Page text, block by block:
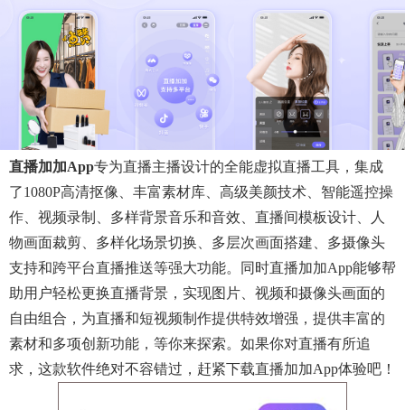
直播加加app专为直播主播设计的全能虚拟直播工具，集成
了1080P高清抠像、丰富素材库、高级美颜技术、智能遥控操
作、视频录制、多样背景音乐和音效、直播间模板设计、人
物画面裁剪、多样化场景切换、多层次画面搭建、多摄像头
支持和跨平台直播推送等强大功能。同时直播加加app能够帮
助用户轻松更换直播背景，实现图片、视频和摄像头画面的
自由组合，为直播和短视频制作提供特效增强，提供丰富的
素材和多项创新功能，等你来探索。如果你对直播有所追
求，这款软件绝对不容错过，赶紧下载直播加加app体验吧！